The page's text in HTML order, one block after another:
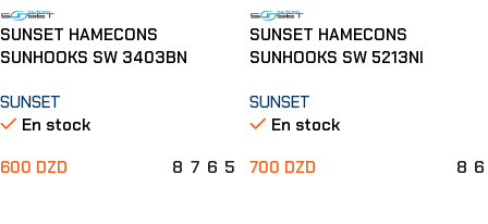
SUNSET HAMECONS
SUNHOOKS SW 3403BN
SUNSET
En stock
600 DZD 8 7 6 5
SUNSET HAMECONS
SUNHOOKS SW 5213NI
SUNSET
En stock
700 DZD 8 6